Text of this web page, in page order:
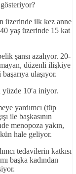
üzerinde ilk kez anne
yaş üzerinde 15 kat
şansı azalıyor. 20-
düzenli ilişkiye
ulaşıyor.
yüzde 10′a iniyor.
yardımcı (tüp
ile başkasının
menopoza yakın,
hale geliyor.
tedavilerin katkısı
başka kadından